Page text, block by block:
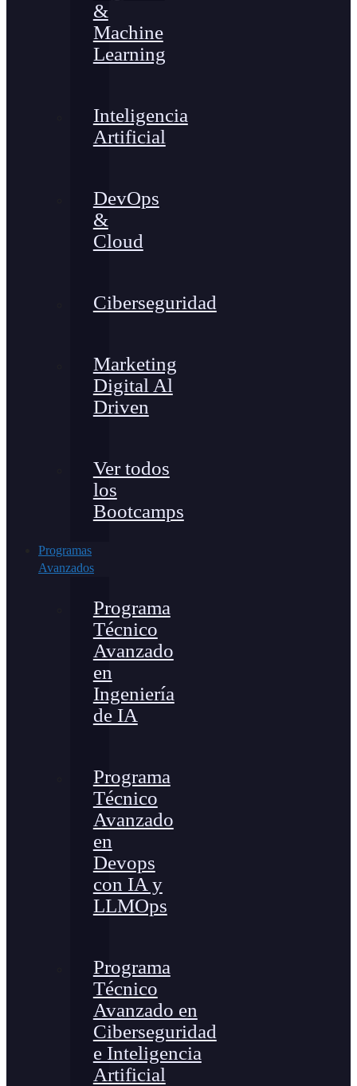
&
Machine
Learning
Inteligencia
Artificial
DevOps
&
Cloud
Ciberseguridad
Marketing
Digital Al
Driven
Ver todos
los
Bootcamps
Programas
Avanzados
Programa
Técnico
Avanzado
en
Ingeniería
de IA
Programa
Técnico
Avanzado
en
Devops
con IA y
LLMOps
Programa
Técnico
Avanzado en
Ciberseguridad
e Inteligencia
Artificial